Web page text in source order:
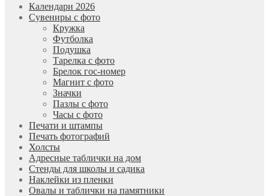
Календари 2026
Сувениры с фото
Кружка
Футболка
Подушка
Тарелка с фото
Брелок гос-номер
Магнит с фото
Значки
Пазлы с фото
Часы с фото
Печати и штампы
Печать фотографий
Холсты
Адресные таблички на дом
Стенды для школы и садика
Наклейки из пленки
Овалы и таблички на памятники